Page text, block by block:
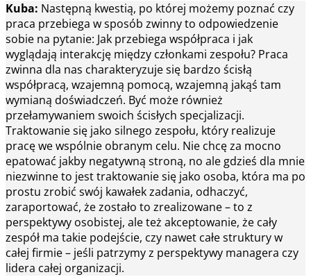
Kuba: Następną kwestią, po której możemy poznać czy
praca przebiega w sposób zwinny to odpowiedzenie
sobie na pytanie: Jak przebiega współpraca i jak
wyglądają interakcję między członkami zespołu? Praca
zwinna dla nas charakteryzuje się bardzo ścisłą
współpracą, wzajemną pomocą, wzajemną jakąś tam
wymianą doświadczeń. Być może również
przełamywaniem swoich ścisłych specjalizacji.
Traktowanie się jako silnego zespołu, który realizuje
pracę we wspólnie obranym celu. Nie chcę za mocno
epatować jakby negatywną stroną, no ale gdzieś dla mnie
niezwinne to jest traktowanie się jako osoba, która ma po
prostu zrobić swój kawałek zadania, odhaczyć,
zaraportować, że zostało to zrealizowane – to z
perspektywy osobistej, ale też akceptowanie, że cały
zespół ma takie podejście, czy nawet całe struktury w
całej firmie – jeśli patrzymy z perspektywy managera czy
lidera całej organizacji.